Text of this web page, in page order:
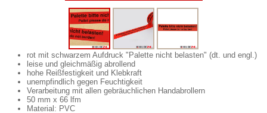
rot mit schwarzem Aufdruck "Palette nicht belasten" (dt. und engl.)
leise und gleichmäßig abrollend
hohe Reißfestigkeit und Klebkraft
unempfindlich gegen Feuchtigkeit
Verarbeitung mit allen gebräuchlichen Handabrollern
50 mm x 66 lfm
Material: PVC